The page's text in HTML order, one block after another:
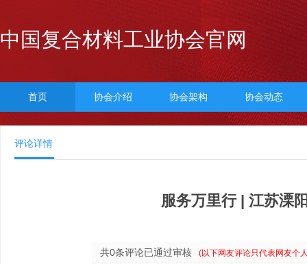
中国复合材料工业协会官网
首页 协会介绍 协会架构 协会动态
评论详情
服务万里行 | 江苏溧
共0条评论已通过审核 (以下网友评论只代表网友个